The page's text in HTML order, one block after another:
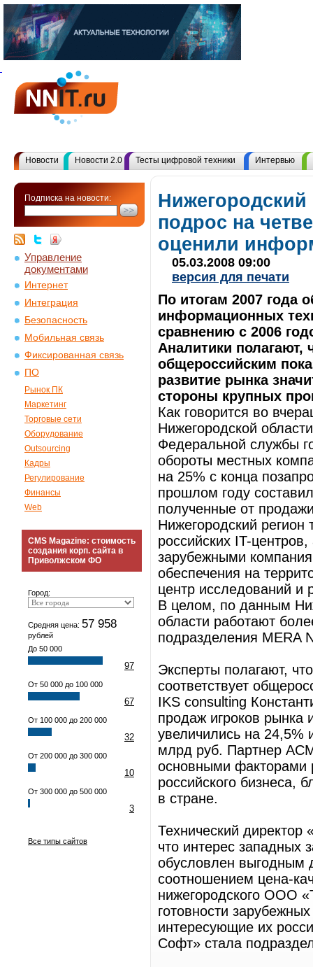
Новости Новости 2.0 Тесты цифровой техники Интервью
Подписка на новости:
Управление
документами
Интернет
Интеграция
Безопасность
Мобильная связь
Фиксированная связь
ПО
Рынок ПК
Маркетинг
Торговые сети
Оборудование
Outsourcing
Кадры
Регулирование
Финансы
Web
CMS Magazine: стоимость
создания корп. сайта в
Приволжском ФО
Город:
Средняя цена: 57 958
рублей
До 50 000
97
От 50 000 до 100 000
67
От 100 000 до 200 000
32
От 200 000 до 300 000
10
От 300 000 до 500 000
3
Все типы сайтов
подрос на
оценили
05.03.2008 09:00
версия для печати
По итогам 2007 года
информационных
сравнению с 2006
Аналитики полагают,
общероссийским
развитие рынка
стороны крупных
Как говорится во
Нижегородской
Федеральной службы
обороты местных
на 25% с конца
прошлом году
полученные от
Нижегородский регион
российских IT-
зарубежными
обеспечения на
центр исследований и
В целом, по данным
области работают
подразделения MERA
Эксперты полагают,
соответствует
IKS consulting
продаж игроков рынка
увеличились на 24,5%
млрд руб. Партнер
основными факторами
российского бизнеса,
в стране.
Технический
что интерес западных
обусловлен выгодным
соотношением цена-
нижегородского ООО
готовности
интересующие их
Софт» стала